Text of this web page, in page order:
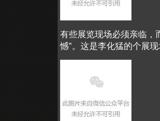
有些展览现场必须亲临，
憾”。这是李化猛的个展